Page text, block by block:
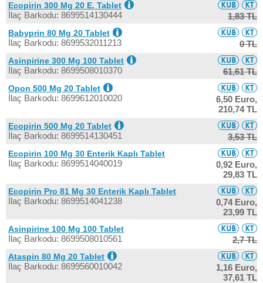
Ecopirin 300 Mg 20 E. Tablet
İlaç Barkodu: 8699514130444 1,83 TL
Babyprin 80 Mg 20 Tablet
İlaç Barkodu: 8699532011213 0 TL
Asinpirine 300 Mg 100 Tablet
İlaç Barkodu: 8699508010370 61,61 TL
Opon 500 Mg 20 Tablet
İlaç Barkodu: 8699612010020
6,50 Euro,
210,74 TL
Ecopirin 500 Mg 20 Tablet
İlaç Barkodu: 8699514130451 3,53 TL
Ecopirin 100 Mg 30 Enterik Kaplı Tablet
İlaç Barkodu: 8699514040019
0,92 Euro,
29,83 TL
Ecopirin Pro 81 Mg 30 Enterik Kaplı Tablet
İlaç Barkodu: 8699514041238
0,74 Euro,
23,99 TL
Asinpirine 100 Mg 100 Tablet
İlaç Barkodu: 8699508010561 2,7 TL
Ataspin 80 Mg 20 Tablet
İlaç Barkodu: 8699560010042
1,16 Euro,
37,61 TL